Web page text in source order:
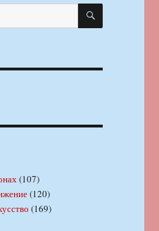
ПОИСК
(107)
(120)
(169)